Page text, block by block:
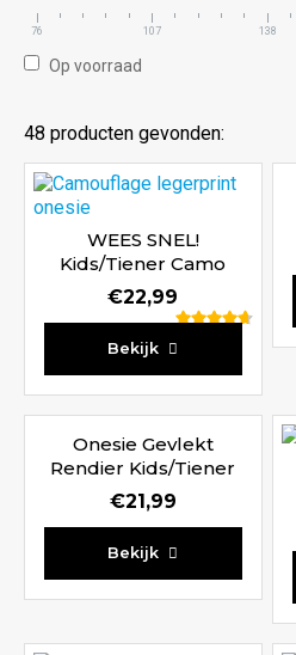
76 107 138
Op voorraad
48 producten gevonden:
WEES SNEL!
Kids/Tiener Camo
Legerprint
€22,99
Bekijk
Onesie Gevlekt
Rendier Kids/Tiener
€21,99
Bekijk